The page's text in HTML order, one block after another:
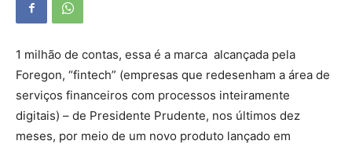
1 milhão de contas, essa é a marca alcançada pela
Foregon, “fintech” (empresas que redesenham a área de
serviços financeiros com processos inteiramente
digitais) – de Presidente Prudente, nos últimos dez
meses, por meio de um novo produto lançado em